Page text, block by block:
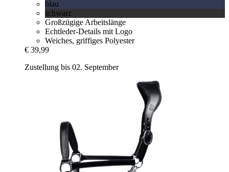
blau
schwarz
Großzügige Arbeitslänge
Echtleder-Details mit Logo
Weiches, griffiges Polyester
€ 39,99
Zustellung bis 02. September